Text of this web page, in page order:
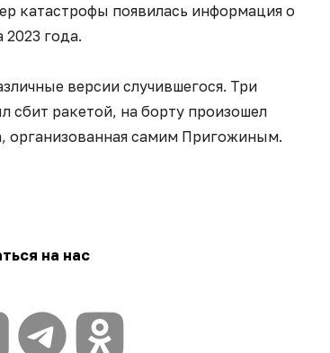
катастрофы появилась информация о
года.
версии случившегося. Три
сбит ракетой, на борту произошел
организованная самим Пригожиным.
на нас